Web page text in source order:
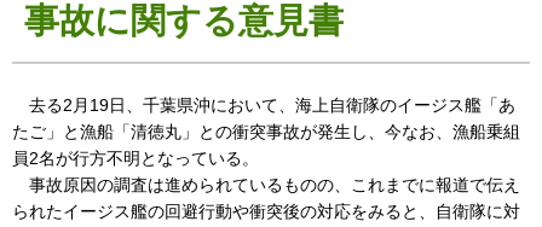
事故に関する意見書
去る2月19日、千葉県沖において、海上自衛隊のイージス艦「あ
たご」と漁船「清徳丸」との衝突事故が発生し、今なお、漁船乗組
員2名が行方不明となっている。
事故原因の調査は進められているものの、これまでに報道で伝え
られたイージス艦の回避行動や衝突後の対応をみると、自衛隊に対